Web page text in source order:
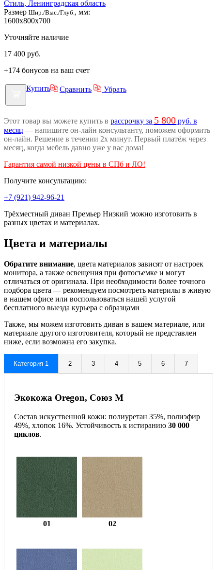
Стиль, Ленинградская область
Размер Шир./Выс./Глуб. , мм:
1600x800x700
Уточняйте наличие
17 400 руб.
+174 бонусов на ваш счет
Купить Сравнить Убрать
Этот товар вы можете купить в рассрочку за 5 800 руб. в
месяц — напишите он-лайн консультанту, поможем оформить
он-лайн. Решение в течении 2х минут. Первый платёж через
месяц, когда мебель давно уже у вас дома!
Гарантия самой низкой цены в СПб и ЛО!
Получите консультацию:
+7 (921) 942-96-21
Трёхместный диван Премьер Низкий можно изготовить в
разных цветах и материалах.
Цвета и материалы
Обратите внимание, цвета материалов зависят от настроек
монитора, а также освещения при фотосъемке и могут
отличаться от оригинала. При необходимости более точного
подбора цвета — рекомендуем посмотреть материлы в живую
в нашем офисе или воспользоваться нашей услугой
бесплатного выезда курьера с образцами
Также, мы можем изготовить диван в вашем материале, или
материале другого изготовителя, который не представлен
ниже, если возможна его закупка.
Категория 1 2 3 4 5 6 7
Экокожа Oregon, Союз М
Состав искуственной кожи: полиуретан 35%, полиэфир
49%, хлопок 16%. Устойчивость к истиранию 30 000
циклов.
01 02